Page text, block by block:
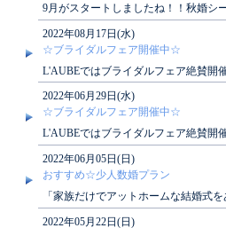
9月がスタートしましたね！！秋婚シ
今年12月のブライダルフェアの掲載が
まし..
2022年08月17日(水)
☆ブライダルフェア開催中☆
L'AUBEではブライダルフェア絶賛開
はもちろん、平日も開催しております
お越..
2022年06月29日(水)
☆ブライダルフェア開催中☆
L'AUBEではブライダルフェア絶賛開
はもちろん、平日も開催しております
お越..
2022年06月05日(日)
おすすめ☆少人数婚プラン
「家族だけでアットホームな結婚式
式だけを行いたい」ローブではそんな
2022年05月22日(日)